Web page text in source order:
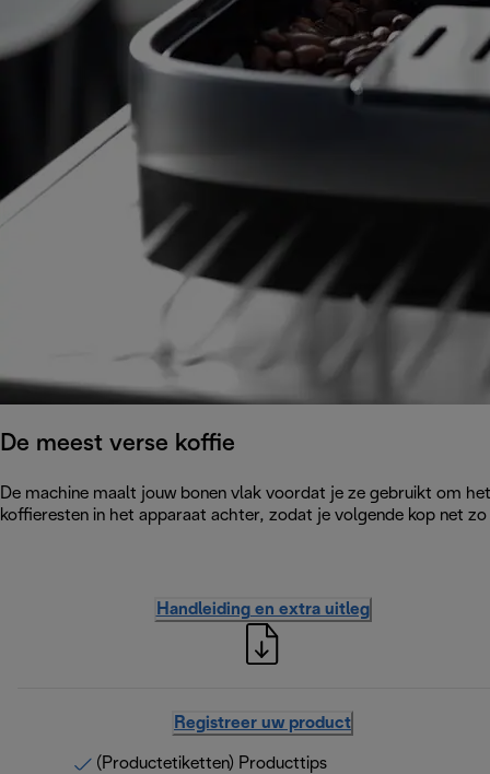
De meest verse koffie
De machine maalt jouw bonen vlak voordat je ze gebruikt om
koffieresten in het apparaat achter, zodat je volgende kop net zo
Handleiding en extra uitleg
Registreer uw product
(Productetiketten) Producttips